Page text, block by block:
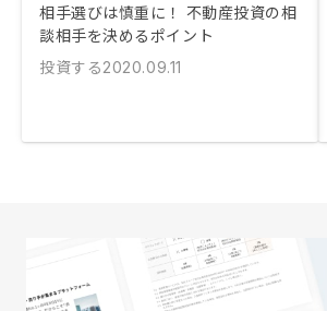
相手選びは慎重に！ 不動産投資の相
談相手を決めるポイント
投資する2020.09.11